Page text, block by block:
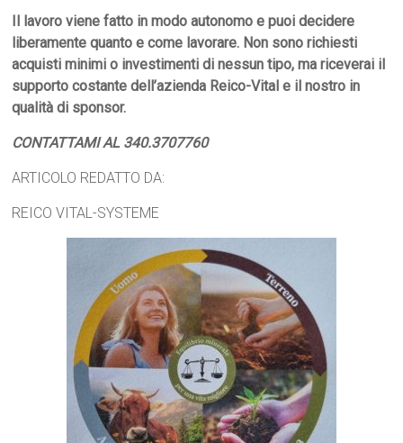
Il lavoro viene fatto in modo autonomo e puoi decidere
liberamente quanto e come lavorare. Non sono richiesti
acquisti minimi o investimenti di nessun tipo, ma riceverai il
supporto costante dell’azienda Reico-Vital e il nostro in
qualità di sponsor.
CONTATTAMI AL 340.3707760
ARTICOLO REDATTO DA:
REICO VITAL-SYSTEME